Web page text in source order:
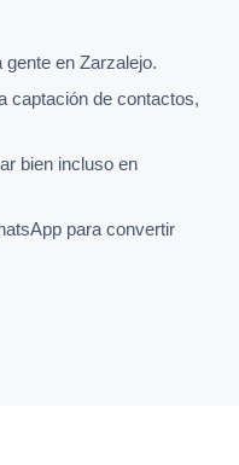
en Zarzalejo.
captación de contactos,
bien incluso en
para convertir